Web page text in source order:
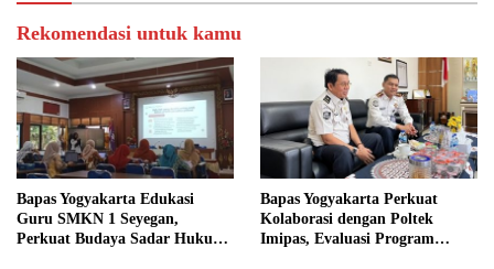
Rekomendasi untuk kamu
Bapas Yogyakarta Edukasi
Guru SMKN 1 Seyegan,
Perkuat Budaya Sadar Hukum
Bapas Yogyakarta Perkuat
Kolaborasi dengan Poltek
Imipas, Evaluasi Program